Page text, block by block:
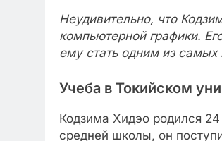
Неудивительно, что
компьютерной графики.
ему стать одним из самых
Учеба в Токийском
Кодзима Хидэо родился
средней школы, он